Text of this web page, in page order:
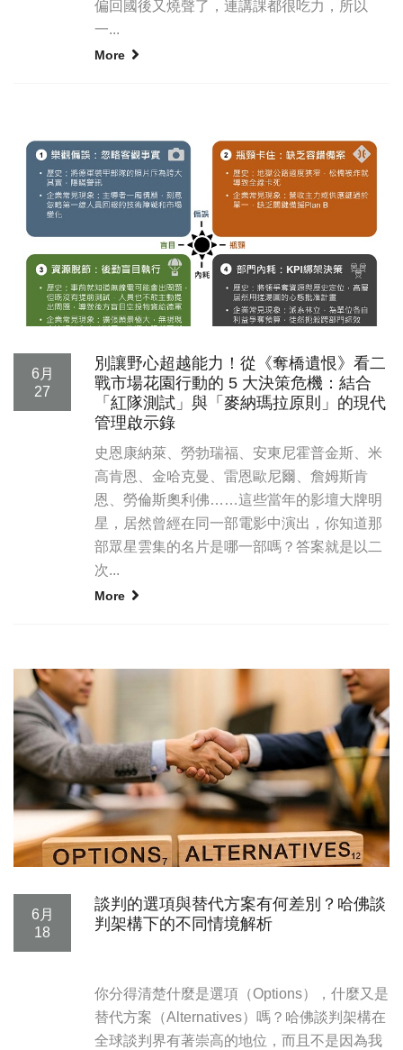
偏回國後又燒聲了，連講課都很吃力，所以
一...
More
6月
27
別讓野心超越能力！從《奪橋遺恨》看二
戰市場花園行動的 5 大決策危機：結合
「紅隊測試」與「麥納瑪拉原則」的現代
管理啟示錄
史恩康納萊、勞勃瑞福、安東尼霍普金斯、米
高肯恩、金哈克曼、雷恩歐尼爾、詹姆斯肯
恩、勞倫斯奧利佛……這些當年的影壇大牌明
星，居然曾經在同一部電影中演出，你知道那
部眾星雲集的名片是哪一部嗎？答案就是以二
次...
More
6月
18
談判的選項與替代方案有何差別？哈佛談
判架構下的不同情境解析
你分得清楚什麼是選項（Options），什麼又是
替代方案（Alternatives）嗎？哈佛談判架構在
全球談判界有著崇高的地位，而且不是因為我